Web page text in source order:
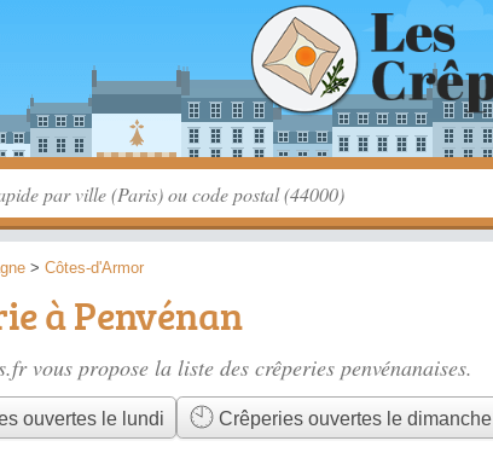
> Côtes-d'Armor
à Penvénan
vous propose la liste des crêperies penvénanaises.
ouvertes le lundi Crêperies ouvertes le dimanche